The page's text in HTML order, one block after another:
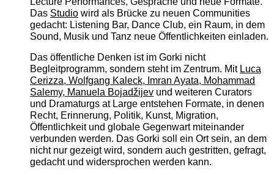
Das Studiowird als Brücke zu neuen Communities
gedacht: Listening Bar, Dance Club, ein Raum, in dem
Sound, Musik und Tanz neue Öffentlichkeiten einladen.
Das öffentliche Denken ist im Gorki nicht
Begleitprogramm, sondern steht im Zentrum. Mit Luca
Cerizza, Wolfgang Kaleck, Imran Ayata, Mohammad
Salemy, Manuela Bojadžijevund weiteren Curators
und Dramaturgs at Large entstehen Formate, in denen
Recht, Erinnerung, Politik, Kunst, Migration,
Öffentlichkeit und globale Gegenwart miteinander
verbunden werden. Das Gorki soll ein Ort sein, an dem
nicht nur gezeigt wird, sondern auch gestritten, gefragt,
gedacht und widersprochen werden kann.